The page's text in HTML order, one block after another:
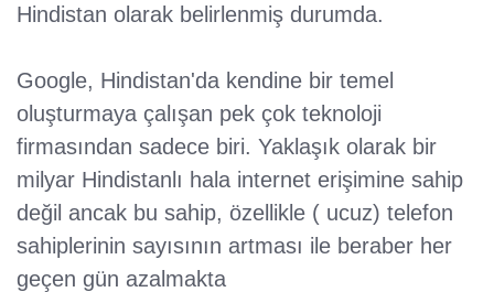
Hindistan olarak belirlenmiş durumda.
Google, Hindistan'da kendine bir temel
oluşturmaya çalışan pek çok teknoloji
firmasından sadece biri. Yaklaşık olarak bir
milyar Hindistanlı hala internet erişimine sahip
değil ancak bu sahip, özellikle ( ucuz) telefon
sahiplerinin sayısının artması ile beraber her
geçen gün azalmakta